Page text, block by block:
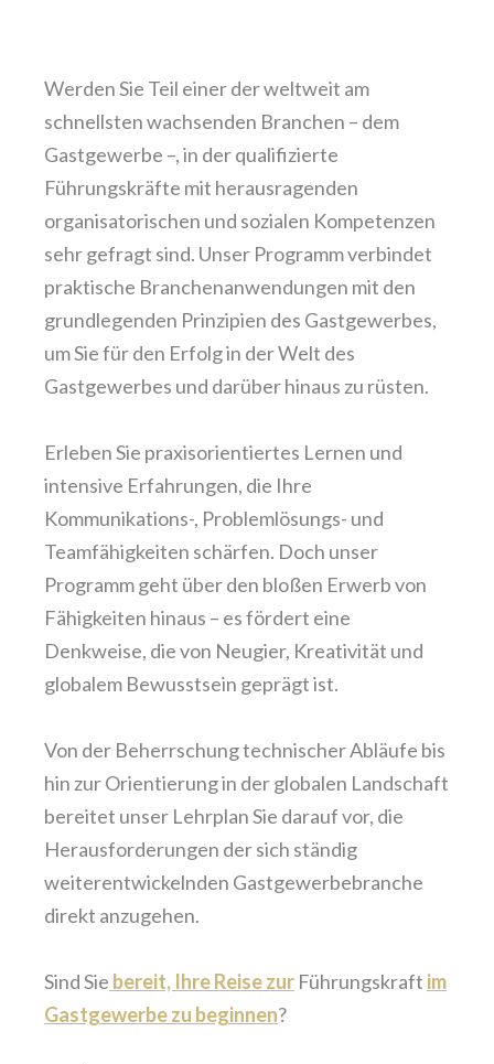
Werden Sie Teil einer der weltweit am
schnellsten wachsenden Branchen – dem
Gastgewerbe –, in der qualifizierte
Führungskräfte mit herausragenden
organisatorischen und sozialen Kompetenzen
sehr gefragt sind. Unser Programm verbindet
praktische Branchenanwendungen mit den
grundlegenden Prinzipien des Gastgewerbes,
um Sie für den Erfolg in der Welt des
Gastgewerbes und darüber hinaus zu rüsten.
Erleben Sie praxisorientiertes Lernen und
intensive Erfahrungen, die Ihre
Kommunikations-, Problemlösungs- und
Teamfähigkeiten schärfen. Doch unser
Programm geht über den bloßen Erwerb von
Fähigkeiten hinaus – es fördert eine
Denkweise, die von Neugier, Kreativität und
globalem Bewusstsein geprägt ist.
Von der Beherrschung technischer Abläufe bis
hin zur Orientierung in der globalen Landschaft
bereitet unser Lehrplan Sie darauf vor, die
Herausforderungen der sich ständig
weiterentwickelnden Gastgewerbebranche
direkt anzugehen.
Sind Sie bereit, Ihre Reise zur Führungskraft im
Gastgewerbe zu beginnen?